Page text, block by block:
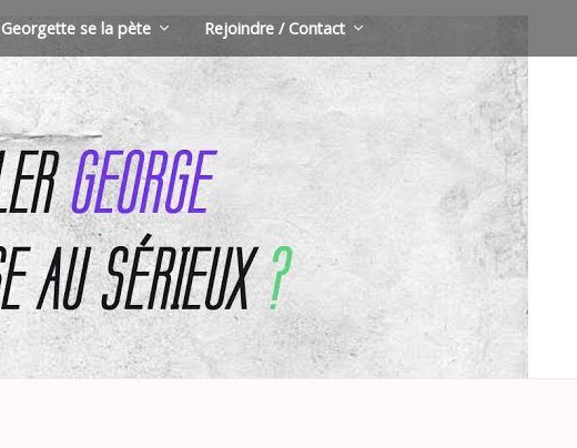
Georgette se la pète Rejoindre / Contact